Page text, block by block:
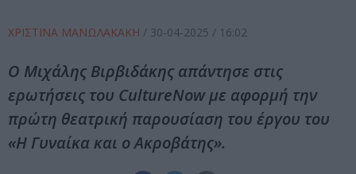
ΧΡΙΣΤΙΝΑ ΜΑΝΩΛΑΚΑΚΗ / 30-04-2025 / 16:02
Ο Μιχάλης Βιρβιδάκης απάντησε στις
ερωτήσεις του CultureNow με αφορμή την
πρώτη θεατρική παρουσίαση του έργου του
«Η Γυναίκα και ο Ακροβάτης».